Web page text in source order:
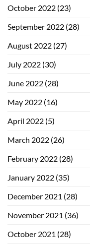
October 2022 (23)
September 2022 (28)
August 2022 (27)
July 2022 (30)
June 2022 (28)
May 2022 (16)
April 2022 (5)
March 2022 (26)
February 2022 (28)
January 2022 (35)
December 2021 (28)
November 2021 (36)
October 2021 (28)